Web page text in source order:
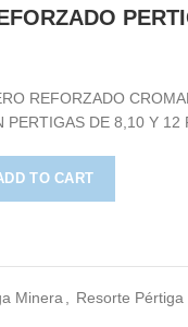
REFORZADO
PERTIGAS DE 8,10 Y 12
TO CART
Minera Resorte Pértiga